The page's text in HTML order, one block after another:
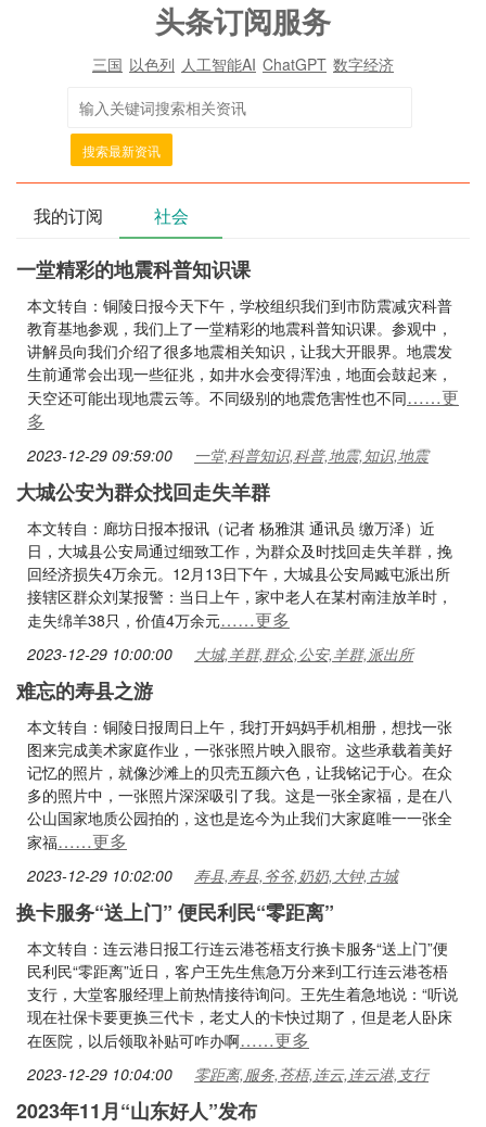
头条订阅服务
三国 以色列 人工智能AI ChatGPT 数字经济
搜索最新资讯
我的订阅 社会
一堂精彩的地震科普知识课
本文转自：铜陵日报今天下午，学校组织我们到市防震减灾科普
教育基地参观，我们上了一堂精彩的地震科普知识课。参观中，
讲解员向我们介绍了很多地震相关知识，让我大开眼界。地震发
生前通常会出现一些征兆，如井水会变得浑浊，地面会鼓起来，
天空还可能出现地震云等。不同级别的地震危害性也不同……更
多
2023-12-29 09:59:00 一堂,科普知识,科普,地震,知识,地震
大城公安为群众找回走失羊群
本文转自：廊坊日报本报讯（记者 杨雅淇 通讯员 缴万泽）近
日，大城县公安局通过细致工作，为群众及时找回走失羊群，挽
回经济损失4万余元。12月13日下午，大城县公安局臧屯派出所
接辖区群众刘某报警：当日上午，家中老人在某村南洼放羊时，
走失绵羊38只，价值4万余元……更多
2023-12-29 10:00:00 大城,羊群,群众,公安,羊群,派出所
难忘的寿县之游
本文转自：铜陵日报周日上午，我打开妈妈手机相册，想找一张
图来完成美术家庭作业，一张张照片映入眼帘。这些承载着美好
记忆的照片，就像沙滩上的贝壳五颜六色，让我铭记于心。在众
多的照片中，一张照片深深吸引了我。这是一张全家福，是在八
公山国家地质公园拍的，这也是迄今为止我们大家庭唯一一张全
家福……更多
2023-12-29 10:02:00 寿县,寿县,爷爷,奶奶,大钟,古城
换卡服务“送上门” 便民利民“零距离”
本文转自：连云港日报工行连云港苍梧支行换卡服务“送上门”便
民利民“零距离”近日，客户王先生焦急万分来到工行连云港苍梧
支行，大堂客服经理上前热情接待询问。王先生着急地说：“听说
现在社保卡要更换三代卡，老丈人的卡快过期了，但是老人卧床
在医院，以后领取补贴可咋办啊……更多
2023-12-29 10:04:00 零距离,服务,苍梧,连云,连云港,支行
2023年11月“山东好人”发布